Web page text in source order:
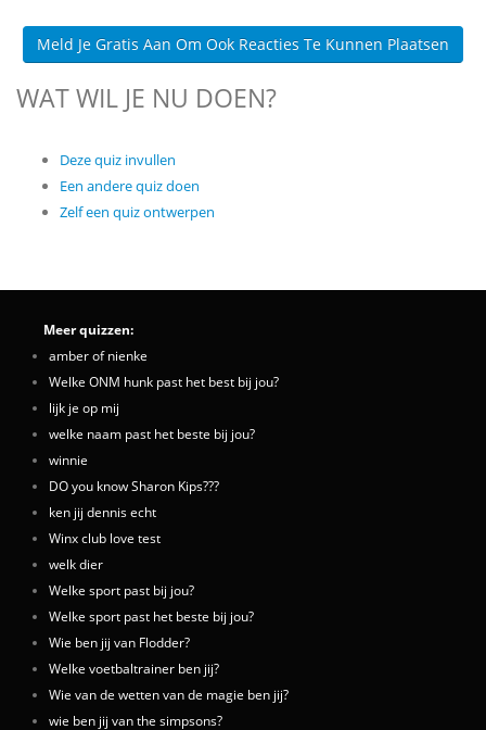
Meld Je Gratis Aan Om Ook Reacties Te Kunnen Plaatsen
WAT WIL JE NU DOEN?
Deze quiz invullen
Een andere quiz doen
Zelf een quiz ontwerpen
Meer quizzen:
amber of nienke
Welke ONM hunk past het best bij jou?
lijk je op mij
welke naam past het beste bij jou?
winnie
DO you know Sharon Kips???
ken jij dennis echt
Winx club love test
welk dier
Welke sport past bij jou?
Welke sport past het beste bij jou?
Wie ben jij van Flodder?
Welke voetbaltrainer ben jij?
Wie van de wetten van de magie ben jij?
wie ben jij van the simpsons?